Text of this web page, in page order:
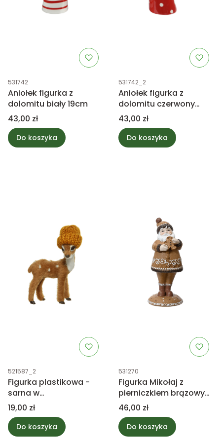
Kod produktu
531742
Aniołek figurka z
dolomitu biały 19cm
Cena
43,00 zł
Do koszyka
Kod produktu
531742_2
Aniołek figurka z
dolomitu czerwony
19cm
Cena
43,00 zł
Do koszyka
Kod produktu
521587_2
Figurka plastikowa -
sarna w
pomarańczowej
czapce
Cena
19,00 zł
Do koszyka
Kod produktu
531270
Figurka Mikołaj z
pierniczkiem brązowy
15cm
Cena
46,00 zł
Do koszyka